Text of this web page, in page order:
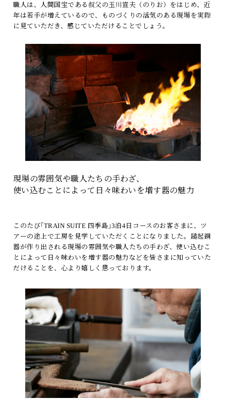
公式ソーシャルメディア｜ Instagram
職人は、人間国宝である叔父の玉川宣夫（のりお）をはじめ、近
年は若手が増えているので、ものづくりの活気のある現場を実際
に見ていただき、感じていただけることでしょう。
現場の雰囲気や職人たちの手わざ、
使い込むことによって日々味わいを増す器の魅力
このたび｢TRAIN SUITE 四季島｣3泊4日コースのお客さまに、ツ
アーの途上で工房を見学していただくことになりました。鎚起銅
器が作り出される現場の雰囲気や職人たちの手わざ、使い込むこ
とによって日々味わいを増す器の魅力などを皆さまに知っていた
だけることを、心より嬉しく思っております。